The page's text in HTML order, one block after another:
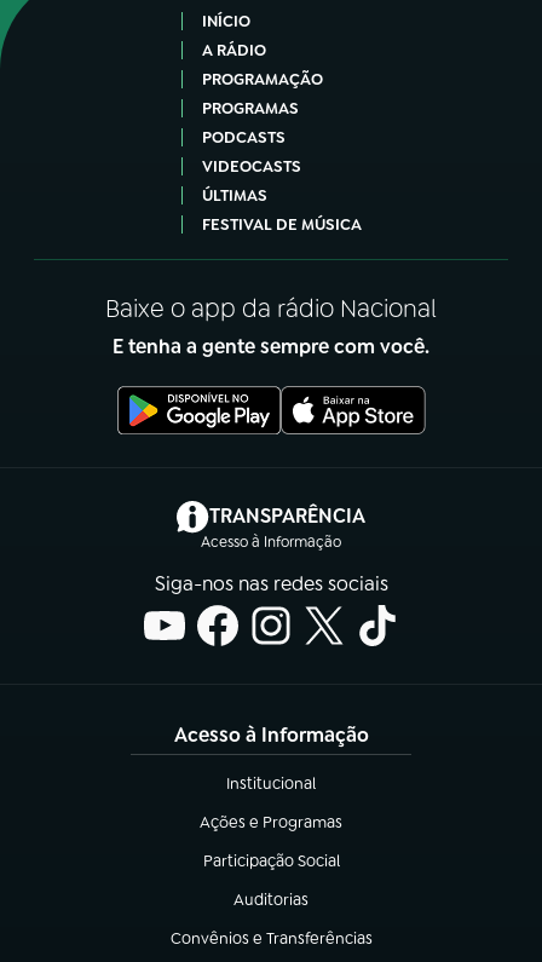
INÍCIO
A RÁDIO
PROGRAMAÇÃO
PROGRAMAS
PODCASTS
VIDEOCASTS
ÚLTIMAS
FESTIVAL DE MÚSICA
Baixe o app da rádio Nacional
E tenha a gente sempre com você.
TRANSPARÊNCIA
Acesso à Informação
(abre em nova aba)
Siga-nos nas redes sociais
Acesso à Informação
Institucional
(abre em nova aba)
Ações e Programas
(abre em nova aba)
Participação Social
(abre em nova aba)
Auditorias
(abre em nova aba)
Convênios e Transferências
(abre em nova aba)